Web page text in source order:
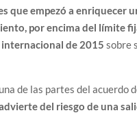
que empezó a enriquecer
por encima del límite
de 2015 sobre
de las partes del acuerdo
del riesgo de una